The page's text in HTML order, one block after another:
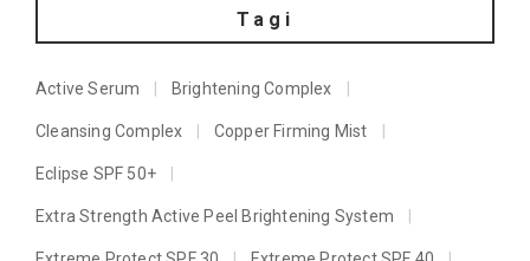
Tagi
Active Serum Brightening Complex
Cleansing Complex Copper Firming Mist
Eclipse SPF 50+
Extra Strength Active Peel Brightening System